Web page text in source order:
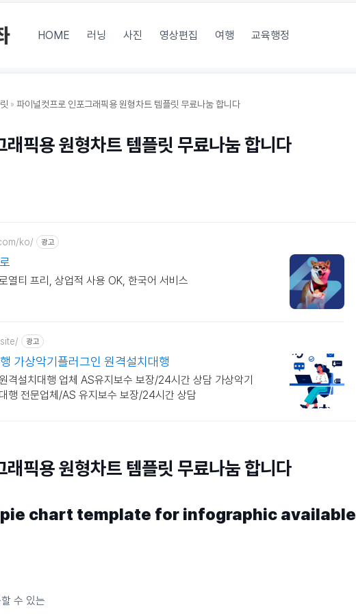
HOME 러닝 사진 영상편집 여행 교육행정
파이널컷프로 인포그래픽용 원형차트 템플릿 무료나눔 합니다
픽용 원형차트 템플릿 무료나눔 합니다
ko/ 광고
열티 프리, 상업적 사용 OK, 한국어 서비스
광고
가상악기플러그인 원격설치대행
격설치대행 업체 AS유지보수 보장/24시간 상담 가상악기
행 전문업체/AS 유지보수 보장/24시간 상담
픽용 원형차트 템플릿 무료나눔 합니다
chart template for infographic available
수 있는